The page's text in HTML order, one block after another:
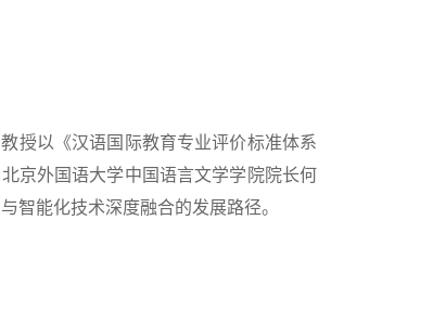
授以《汉语国际教育专业评价标准体系
京外国语大学中国语言文学学院院长何
智能化技术深度融合的发展路径。